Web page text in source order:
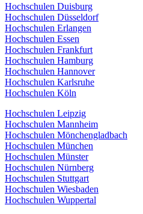
Hochschulen Duisburg
Hochschulen Düsseldorf
Hochschulen Erlangen
Hochschulen Essen
Hochschulen Frankfurt
Hochschulen Hamburg
Hochschulen Hannover
Hochschulen Karlsruhe
Hochschulen Köln
Hochschulen Leipzig
Hochschulen Mannheim
Hochschulen Mönchengladbach
Hochschulen München
Hochschulen Münster
Hochschulen Nürnberg
Hochschulen Stuttgart
Hochschulen Wiesbaden
Hochschulen Wuppertal